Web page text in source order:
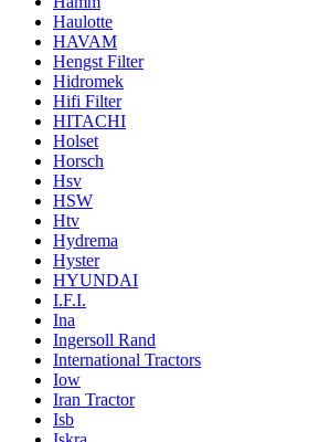
Haulotte
HAVAM
Hengst Filter
Hidromek
Hifi Filter
HITACHI
Holset
Horsch
Hsv
HSW
Htv
Hydrema
Hyster
HYUNDAI
I.F.I.
Ina
Ingersoll Rand
International Tractors
Iow
Iran Tractor
Isb